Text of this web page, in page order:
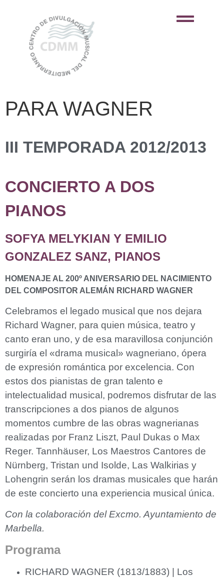
PARA WAGNER
III TEMPORADA 2012/2013
CONCIERTO A DOS
PIANOS
SOFYA MELYKIAN Y EMILIO
GONZALEZ SANZ, PIANOS
HOMENAJE AL 200º ANIVERSARIO DEL NACIMIENTO
DEL COMPOSITOR ALEMÁN RICHARD WAGNER
Celebramos el legado musical que nos dejara
Richard Wagner, para quien música, teatro y
canto eran uno, y de esa maravillosa conjunción
surgiría el «drama musical» wagneriano, ópera
de expresión romántica por excelencia. Con
estos dos pianistas de gran talento e
intelectualidad musical, podremos disfrutar de las
transcripciones a dos pianos de algunos
momentos cumbre de las obras wagnerianas
realizadas por Franz Liszt, Paul Dukas o Max
Reger. Tannhäuser, Los Maestros Cantores de
Nürnberg, Tristan und Isolde, Las Walkirias y
Lohengrin serán los dramas musicales que harán
de este concierto una experiencia musical única.
Con la colaboración del Excmo. Ayuntamiento de
Marbella.
Programa
RICHARD WAGNER (1813/1883) | Los